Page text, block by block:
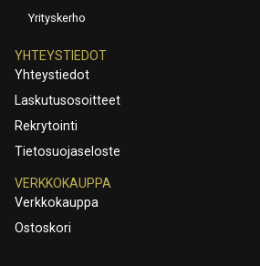
Yrityskerho
YHTEYSTIEDOT
Yhteystiedot
Laskutusosoitteet
Rekrytointi
Tietosuojaseloste
VERKKOKAUPPA
Verkkokauppa
Ostoskori